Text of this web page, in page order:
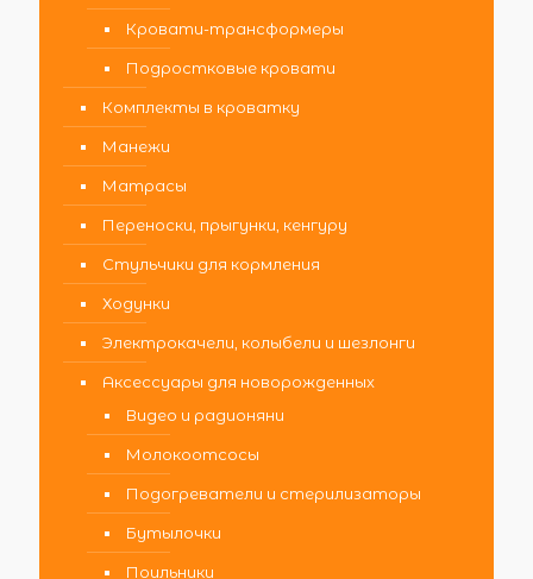
Кровати-трансформеры
Подростковые кровати
Комплекты в кроватку
Манежи
Матрасы
Переноски, прыгунки, кенгуру
Стульчики для кормления
Ходунки
Электрокачели, колыбели и шезлонги
Аксессуары для новорожденных
Видео и радионяни
Молокоотсосы
Подогреватели и стерилизаторы
Бутылочки
Поильники